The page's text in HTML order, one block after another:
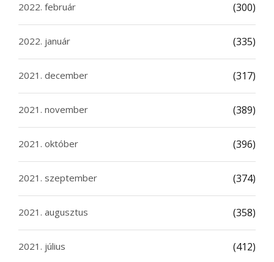
2022. február (300)
2022. január (335)
2021. december (317)
2021. november (389)
2021. október (396)
2021. szeptember (374)
2021. augusztus (358)
2021. július (412)